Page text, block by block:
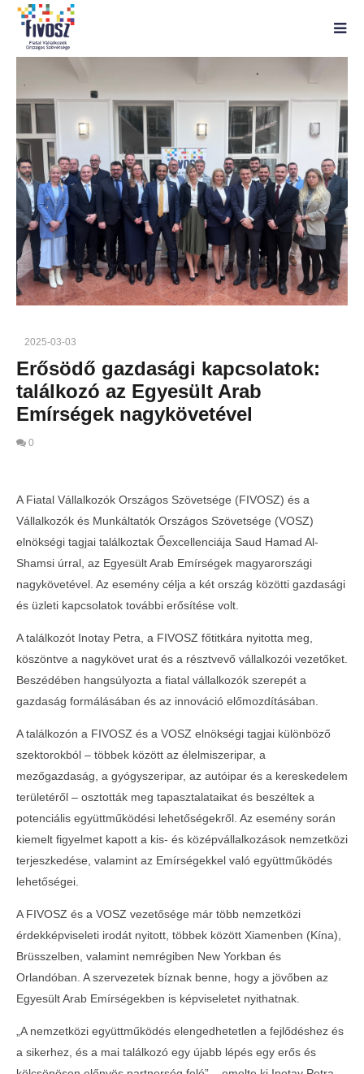
2025-03-03
Erősödő gazdasági kapcsolatok:
találkozó az Egyesült Arab
Emírségek nagykövetével
0
MOST NÉZED
Erősödő gazdasági kapcsolatok: találkozó
nagykövetével
2025-
03-03
A Fiatal Vállalkozók Országos Szövetsége (FIVOSZ) és a
Vállalkozók és Munkáltatók Országos Szövetsége (VOSZ)
elnökségi tagjai találkoztak Őexcellenciája Saud Hamad Al-
Shamsi úrral, az Egyesült Arab Emírségek magyarországi
nagykövetével. Az esemény célja a két ország közötti gazdasági
és üzleti kapcsolatok további erősítése volt.
A találkozót Inotay Petra, a FIVOSZ főtitkára nyitotta meg,
köszöntve a nagykövet urat és a résztvevő vállalkozói vezetőket.
Beszédében hangsúlyozta a fiatal vállalkozók szerepét a
gazdaság formálásában és az innováció előmozdításában.
A találkozón a FIVOSZ és a VOSZ elnökségi tagjai különböző
szektorokból – többek között az élelmiszeripar, a
mezőgazdaság, a gyógyszeripar, az autóipar és a kereskedelem
területéről – osztották meg tapasztalataikat és beszéltek a
potenciális együttműködési lehetőségekről. Az esemény során
kiemelt figyelmet kapott a kis- és középvállalkozások nemzetközi
terjeszkedése, valamint az Emírségekkel való együttműködés
lehetőségei.
A FIVOSZ és a VOSZ vezetősége már több nemzetközi
érdekképviseleti irodát nyitott, többek között Xiamenben (Kína),
Brüsszelben, valamint nemrégiben New Yorkban és
Orlandóban. A szervezetek bíznak benne, hogy a jövőben az
Egyesült Arab Emírségekben is képviseletet nyithatnak.
„A nemzetközi együttműködés elengedhetetlen a fejlődéshez és
a sikerhez, és a mai találkozó egy újabb lépés egy erős és